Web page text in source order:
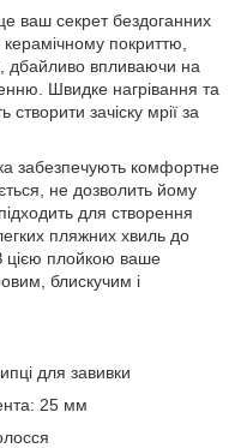
ваш секрет бездоганних
керамічному покриттю,
дбайливо впливаючи на
Швидке нагрівання та
зачіску мрії за
забезпечують комфортне
не дозволить йому
для створення
пляжних хвиль до
цією плойкою ваше
блискучим і
для завивки
25 мм